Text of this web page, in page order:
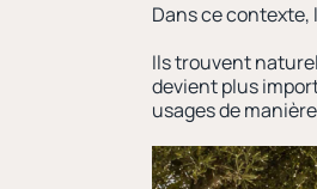
Dans ce contexte,
Ils trouvent
devient plus
usages de